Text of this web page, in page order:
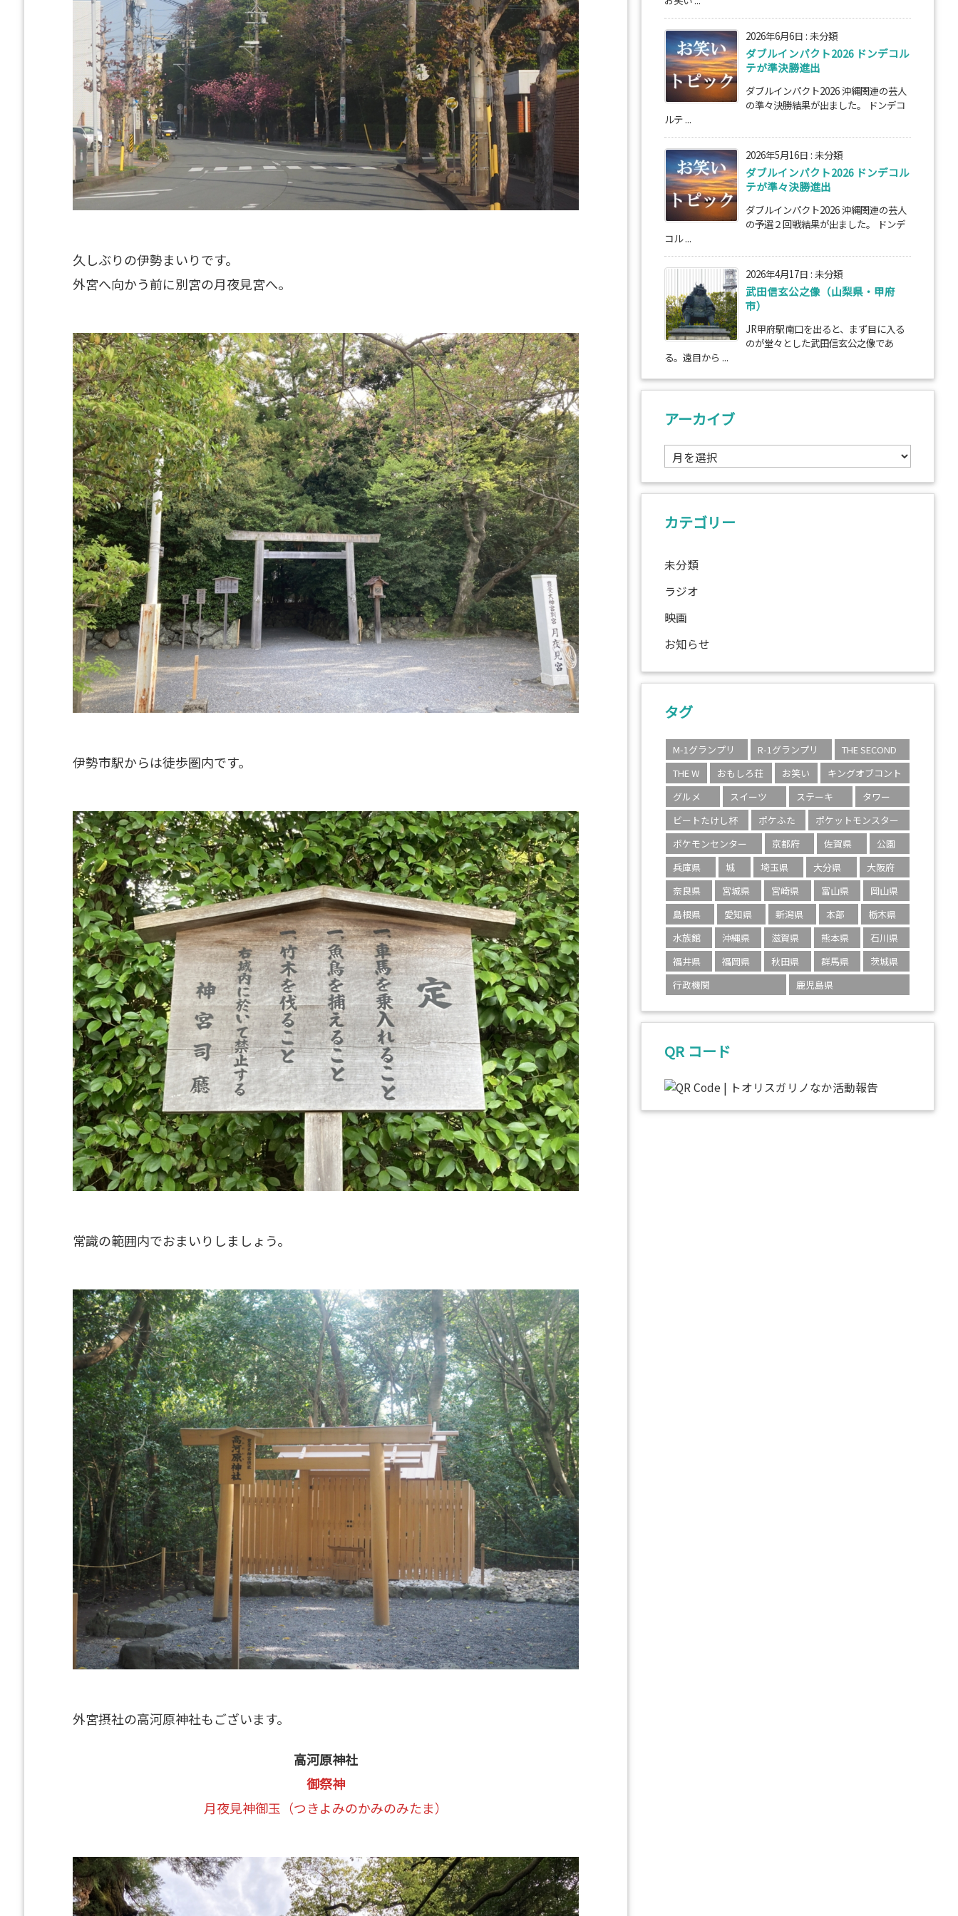
久しぶりの伊勢まいりです。
外宮へ向かう前に別宮の月夜見宮へ。
伊勢市駅からは徒歩圏内です。
常識の範囲内でおまいりしましょう。
外宮摂社の高河原神社もございます。
高河原神社
御祭神
月夜見神御玉（つきよみのかみのみたま）
2026年6月6日 : 未分類
ダブルインパクト2026 ドンデコル
テが準決勝進出
ダブルインパクト2026 沖縄関連の芸人
の準々決勝結果が出ました。 ドンデコ
ルテ ...
2026年5月16日 : 未分類
ダブルインパクト2026 ドンデコル
テが準々決勝進出
ダブルインパクト2026 沖縄関連の芸人
の予選２回戦結果が出ました。 ドンデ
コル ...
2026年4月17日 : 未分類
武田信玄公之像（山梨県・甲府
市）
JR甲府駅南口を出ると、まず目に入る
のが堂々とした武田信玄公之像であ
る。遠目から ...
アーカイブ
ア
ー
カ
ブ
カテゴリー
未分類
ラジオ
映画
お知らせ
タグ
M-1グランプリ R-1グランプリ
THE SECOND
THE W
おもしろ荘 お笑い
キングオブコント
グルメ
スイーツ ステーキ
タワー
ビートたけし杯
ポケふた
ポケットモンスター
ポケモンセンター
京都府 佐賀県
公園
兵庫県
城 埼玉県 大分県
大阪府
奈良県
宮城県 宮崎県 富山県
岡山県
島根県
愛知県 新潟県 本部
栃木県
水族館
沖縄県 滋賀県 熊本県
石川県
福井県
福岡県 秋田県 群馬県
茨城県
行政機関
鹿児島県
QR コード